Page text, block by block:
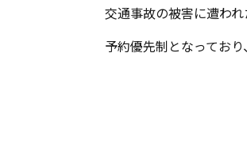
交通事故の被害に遭わ
予約優先制となってお